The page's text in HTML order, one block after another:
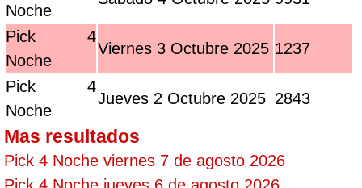
Noche
Pick 4
Noche
Viernes 3 Octubre 2025 1237
Pick 4
Noche
Jueves 2 Octubre 2025 2843
Mas resultados
Pick 4 Noche viernes 7 de agosto 2026